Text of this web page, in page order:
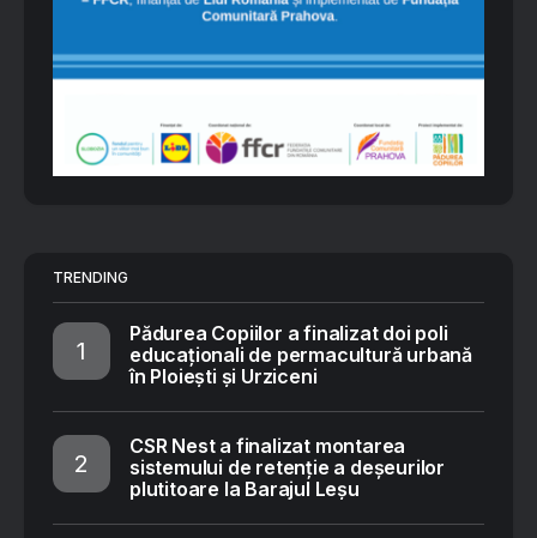
TRENDING
Pădurea Copiilor a finalizat doi poli
educaționali de permacultură urbană
în Ploiești și Urziceni
CSR Nest a finalizat montarea
sistemului de retenție a deșeurilor
plutitoare la Barajul Leșu